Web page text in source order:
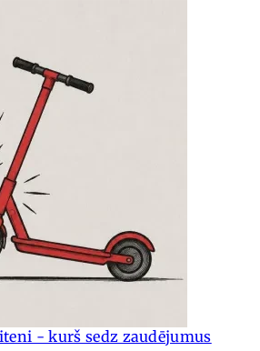
- kurš sedz zaudējumus